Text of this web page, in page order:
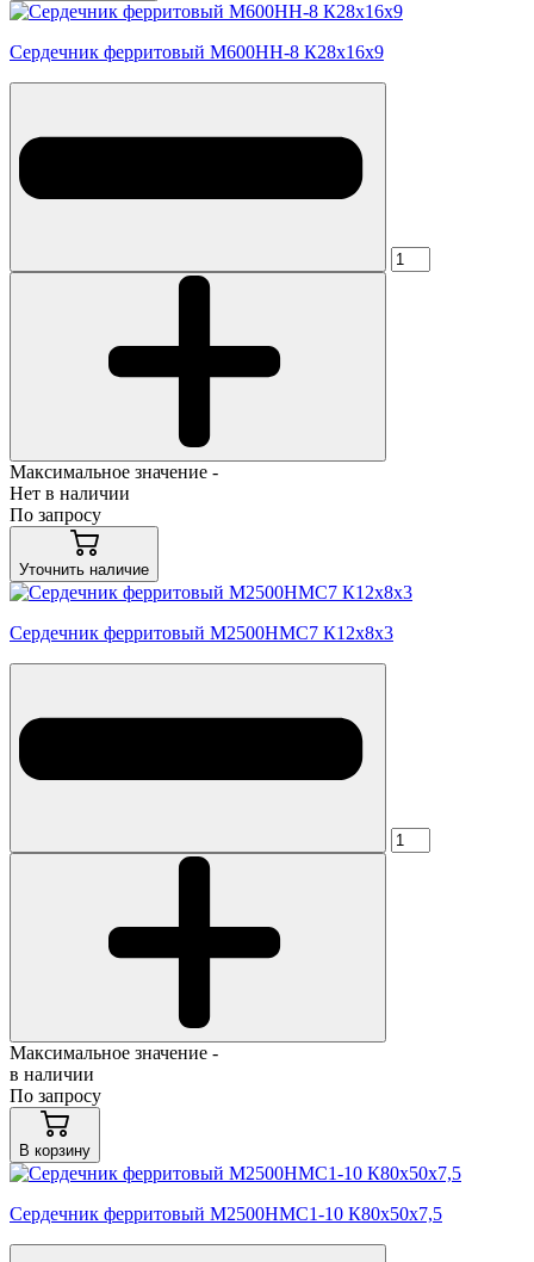
Сердечник ферритовый М600НН-8 К28х16х9
Максимальное значение -
Нет в наличии
По запросу
Уточнить наличие
Сердечник ферритовый М2500НМС7 К12х8х3
Максимальное значение -
в наличии
По запросу
В корзину
Сердечник ферритовый М2500НМС1-10 К80х50х7,5